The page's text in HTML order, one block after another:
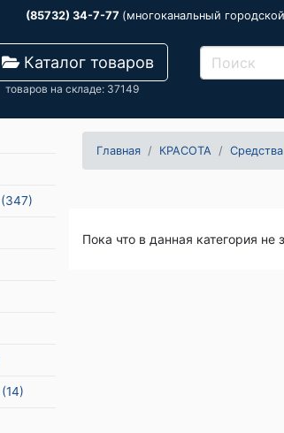
(85732) 34-7-77 (многоканальный
Каталог товаров
товаров на складе: 37149
(347)
(14)
Главная КРАСОТА
Пока что в данная категория